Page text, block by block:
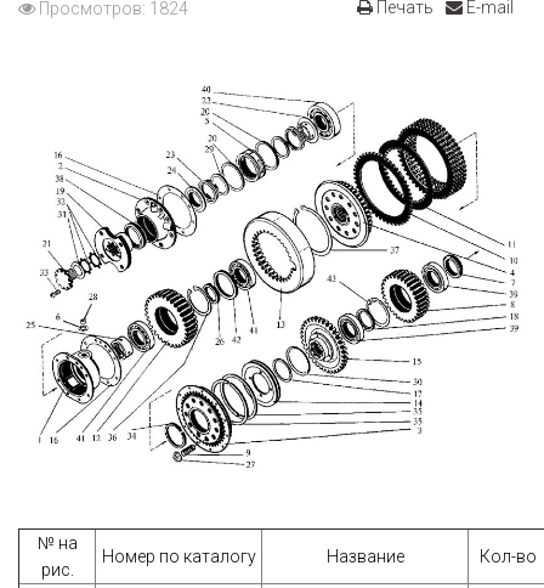
Печать E-mail
Просмотров: 1824
№ на
рис.
Номер по каталогу Название Кол-во